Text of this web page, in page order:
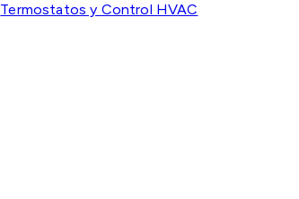
Termostatos y Control HVAC